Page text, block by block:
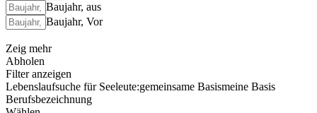
Baujahr, aus
Baujahr, Vor
Zeig mehr
Abholen
Filter anzeigen
Lebenslaufsuche für Seeleute:gemeinsame Basismeine Basis
Berufsbezeichnung